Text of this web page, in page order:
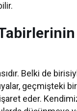
Tabirlerinin
Belki de
geçmişteki bir
işaret eder.